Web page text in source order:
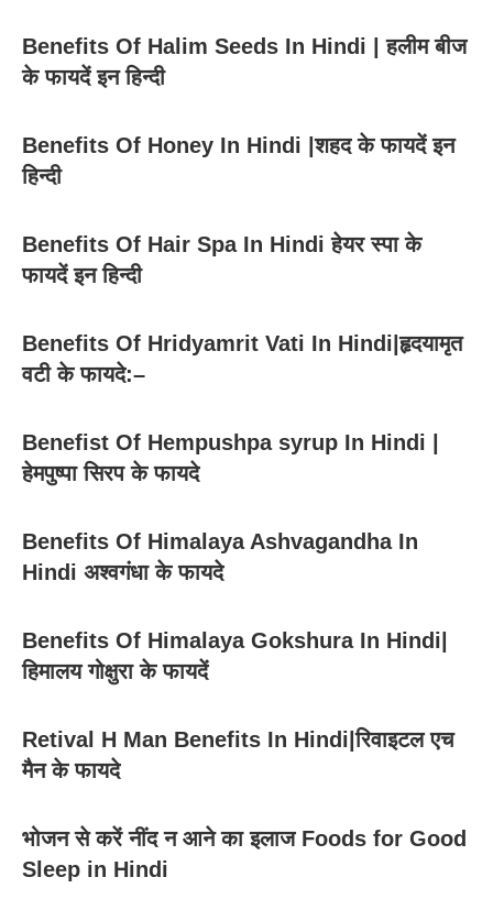
Benefits Of Halim Seeds In Hindi | हलीम बीज
के फायदें इन हिन्दी
Benefits Of Honey In Hindi |शहद के फायदें इन
हिन्दी
Benefits Of Hair Spa In Hindi हेयर स्पा के
फायदें इन हिन्दी
Benefits Of Hridyamrit Vati In Hindi|हृदयामृत
वटी के फायदे:–
Benefist Of Hempushpa syrup In Hindi |
हेमपुष्पा सिरप के फायदे
Benefits Of Himalaya Ashvagandha In
Hindi अश्वगंधा के फायदे
Benefits Of Himalaya Gokshura In Hindi|
हिमालय गोक्षुरा के फायदें
Retival H Man Benefits In Hindi|रिवाइटल एच
मैन के फायदे
भोजन से करें नींद न आने का इलाज Foods for Good
Sleep in Hindi